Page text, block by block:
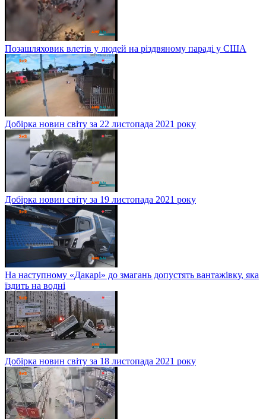
Позашляховик влетів у людей на різдвяному параді у США
Добірка новин світу за 22 листопада 2021 року
Добірка новин світу за 19 листопада 2021 року
На наступному «Дакарі» до змагань допустять вантажівку, яка
їздить на водні
Добірка новин світу за 18 листопада 2021 року